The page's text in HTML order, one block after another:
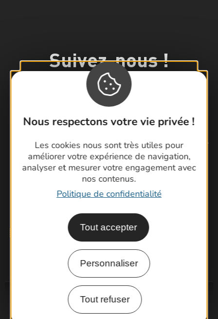
Nous respectons votre vie privée !
Les cookies nous sont très utiles pour
améliorer votre expérience de navigation,
analyser et mesurer votre engagement avec
nos contenus.
Politique de confidentialité
Tout accepter
Personnaliser
Tout refuser
Suivez-nous !
Ne manquez pas notre newsletter mensuelle pour
bénéficier d’informations exclusives et profiter
pleinement de votre séjour dans le Gard.
Je m'inscris à la newsletter